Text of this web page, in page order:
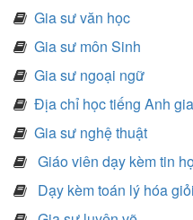
Gia sư văn học
Gia sư môn Sinh
Gia sư ngoại ngữ
Địa chỉ học tiếng Anh
Gia sư nghệ thuật
Giáo viên dạy kèm tin
Dạy kèm toán lý hóa